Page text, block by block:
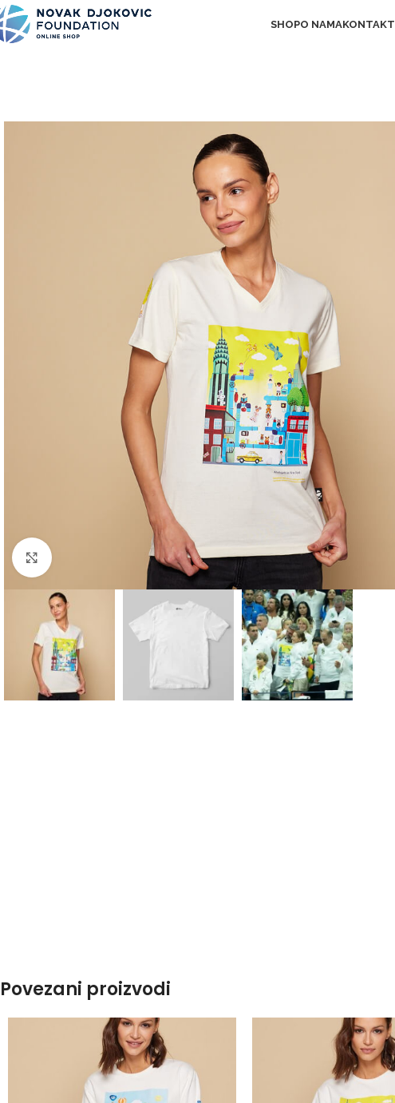
SHOPO NAMAKONTAKT
Povezani proizvodi